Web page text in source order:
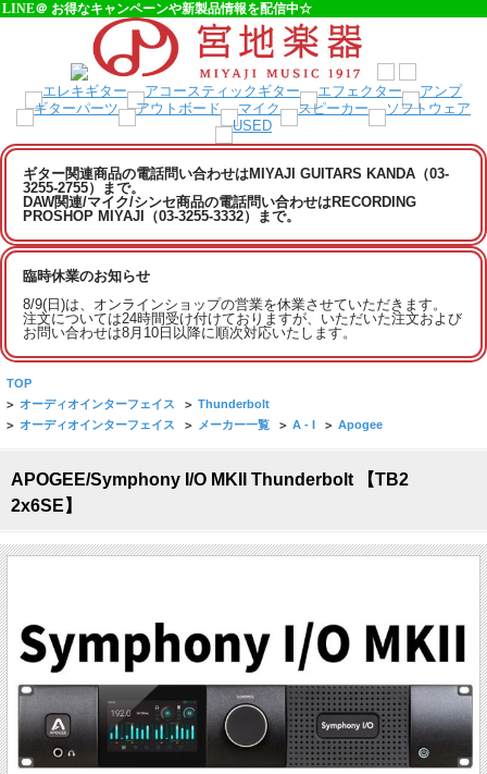
LINE＠ お得なキャンペーンや新製品情報を配信中☆
ギター関連商品の電話問い合わせはMIYAJI GUITARS KANDA（03-
3255-2755）まで。
DAW関連/マイク/シンセ商品の電話問い合わせはRECORDING
PROSHOP MIYAJI（03-3255-3332）まで。
臨時休業のお知らせ
8/9(日)は、オンラインショップの営業を休業させていただきます。
注文については24時間受け付けておりますが、いただいた注文および
お問い合わせは8月10日以降に順次対応いたします。
TOP
> オーディオインターフェイス > Thunderbolt
> オーディオインターフェイス > メーカー一覧 > A - I > Apogee
APOGEE/Symphony I/O MKII Thunderbolt 【TB2
2x6SE】